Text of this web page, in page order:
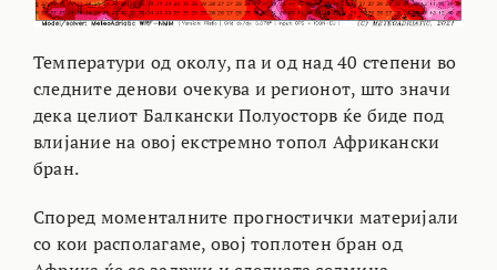
Температури од околу, па и од над 40 степени во
следните денови очекува и регионот, што значи
дека целиот Балкански Полуосторв ќе биде под
влијание на овој екстремно топол Африкански
бран.
Според моменталните прогностички материјали
со кои располагаме, овој топлотен бран од